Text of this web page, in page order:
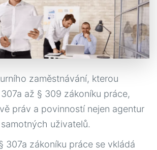
zaměstnávání, kterou
až § 309 zákoníku práce,
práv a povinností nejen agentur
uživatelů.
307a zákoníku práce se vkládá